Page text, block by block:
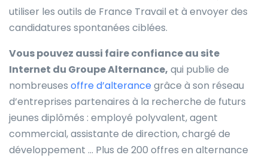
utiliser les outils de France Travail et à envoyer des
candidatures spontanées ciblées.
Vous pouvez aussi faire confiance au site
Internet du Groupe Alternance, qui publie de
nombreuses offre d’alterancegrâce à son réseau
d’entreprises partenaires à la recherche de futurs
jeunes diplômés : employé polyvalent, agent
commercial, assistante de direction, chargé de
développement … Plus de 200 offres en alternance